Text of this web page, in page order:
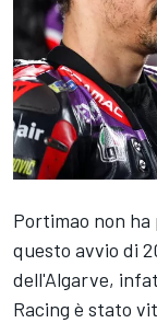
Portimao non
questo avvio di
dell'Algarve,
Racing è stato